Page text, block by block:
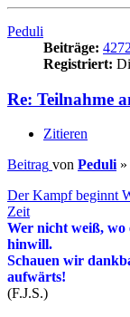
Peduli
Beiträge: 4272
Registriert:
Re: Teilnahme
Zitieren
Beitrag von Peduli »
Der Kampf beginnt
Zeit
Wer nicht weiß,
hinwill.
Schauen wir
aufwärts!
(F.J.S.)